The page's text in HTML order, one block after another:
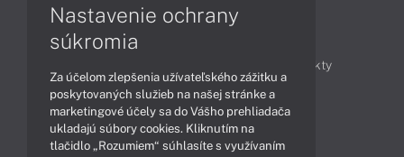
Produkty
Technológie
Videá
Obsah
Nastavenie ochrany
súkromia
Za účelom zlepšenia užívateľského zážitku a
poskytovaných služieb na našej stránke a
marketingové účely sa do Vášho prehliadača
ukladajú súbory cookies. Kliknutím na
tlačidlo „Rozumiem“ súhlasíte s využívaním